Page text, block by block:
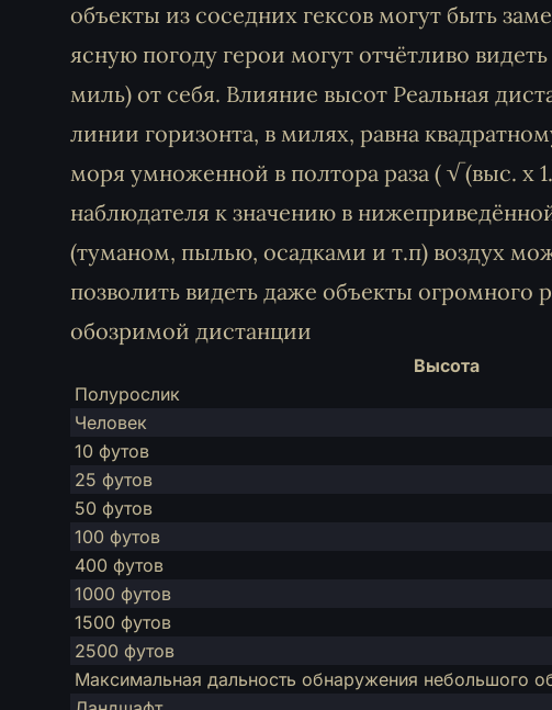
объекты из соседних гексов могут быть
ясную погоду герои могут отчётливо
миль) от себя. Влияние высот Реальная
линии горизонта, в милях, равна
моря умноженной в полтора раза ( √(выс. x
наблюдателя к значению в
(туманом, пылью, осадками и т.п) воздух
позволить видеть даже объекты огромного
обозримой дистанции
Высота
Полурослик
Человек
10 футов
25 футов
50 футов
100 футов
400 футов
1000 футов
1500 футов
2500 футов
Максимальная дальность обнаружения небольшого